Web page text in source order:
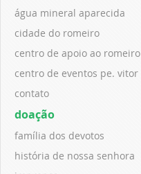
água mineral aparecida
cidade do romeiro
centro de apoio ao romeiro
centro de eventos pe. vitor
contato
doação
família dos devotos
história de nossa senhora